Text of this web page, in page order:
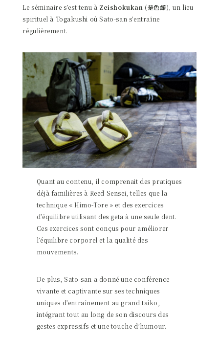
Le séminaire s’est tenu à Zeishokukan (是色館) , un lieu
spirituel à Togakushi où Sato-san s’entraîne
régulièrement.
Quant au contenu, il comprenait des pratiques
déjà familières à Reed Sensei, telles que la
technique « Himo-Tore » et des exercices
d’équilibre utilisant des geta à une seule dent.
Ces exercices sont conçus pour améliorer
l’équilibre corporel et la qualité des
mouvements.
De plus, Sato-san a donné une conférence
vivante et captivante sur ses techniques
uniques d’entraînement au grand taiko,
intégrant tout au long de son discours des
gestes expressifs et une touche d’humour.